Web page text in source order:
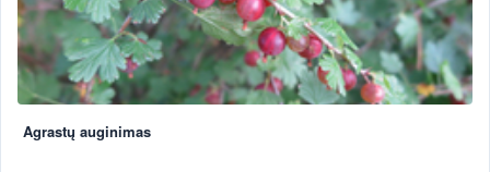
Agrastų auginimas